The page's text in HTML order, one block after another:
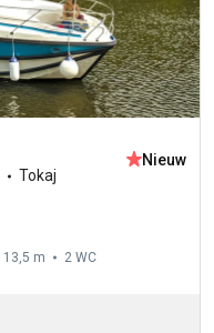
Tokaj
Nieuw
13,5 m 2 WC